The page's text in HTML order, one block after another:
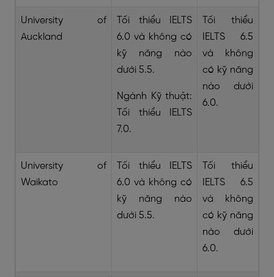
University of
Auckland
Tối thiểu IELTS
6.0 và không có
kỹ năng nào
dưới 5.5.
Ngành Kỹ thuật:
Tối thiểu IELTS
7.0.
Tối thiểu
IELTS 6.5
và không
có kỹ năng
nào dưới
6.0.
University of
Waikato
Tối thiểu IELTS
6.0 và không có
kỹ năng nào
dưới 5.5.
Tối thiểu
IELTS 6.5
và không
có kỹ năng
nào dưới
6.0.